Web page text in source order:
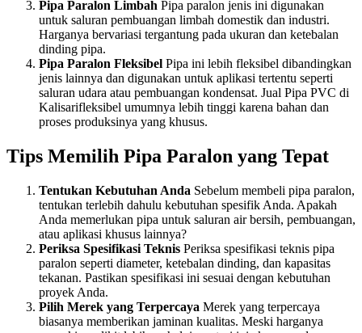
Pipa Paralon Limbah Pipa paralon jenis ini digunakan
untuk saluran pembuangan limbah domestik dan industri.
Harganya bervariasi tergantung pada ukuran dan ketebalan
dinding pipa.
Pipa Paralon Fleksibel Pipa ini lebih fleksibel dibandingkan
jenis lainnya dan digunakan untuk aplikasi tertentu seperti
saluran udara atau pembuangan kondensat. Jual Pipa PVC di
Kalisarifleksibel umumnya lebih tinggi karena bahan dan
proses produksinya yang khusus.
Tips Memilih Pipa Paralon yang Tepat
Tentukan Kebutuhan Anda Sebelum membeli pipa paralon,
tentukan terlebih dahulu kebutuhan spesifik Anda. Apakah
Anda memerlukan pipa untuk saluran air bersih, pembuangan,
atau aplikasi khusus lainnya?
Periksa Spesifikasi Teknis Periksa spesifikasi teknis pipa
paralon seperti diameter, ketebalan dinding, dan kapasitas
tekanan. Pastikan spesifikasi ini sesuai dengan kebutuhan
proyek Anda.
Pilih Merek yang Terpercaya Merek yang terpercaya
biasanya memberikan jaminan kualitas. Meski harganya